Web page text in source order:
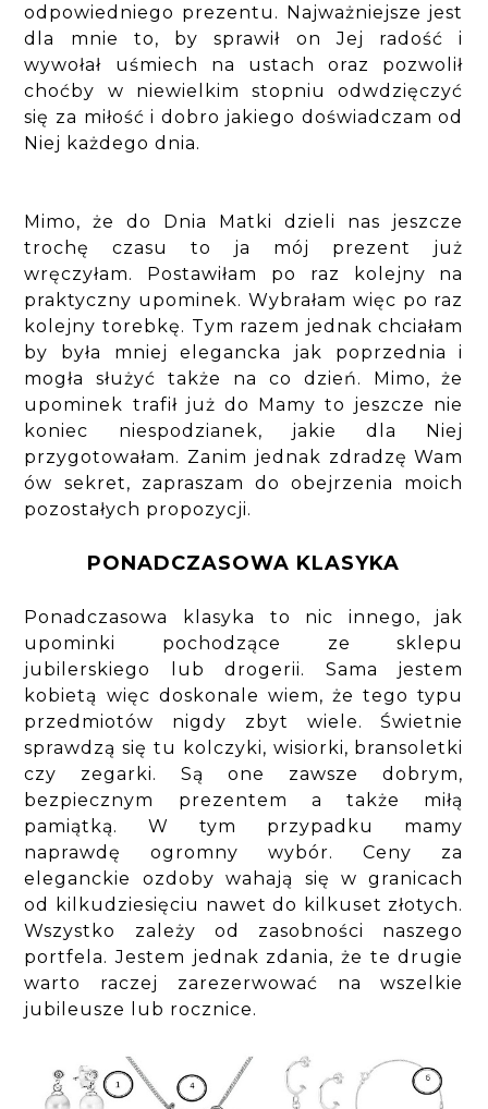
odpowiedniego prezentu. Najważniejsze jest
dla mnie to, by sprawił on Jej radość i
wywołał uśmiech na ustach oraz pozwolił
choćby w niewielkim stopniu odwdzięczyć
się za miłość i dobro jakiego doświadczam od
Niej każdego dnia.
Mimo, że do Dnia Matki dzieli nas jeszcze
trochę czasu to ja mój prezent już
wręczyłam. Postawiłam po raz kolejny na
praktyczny upominek. Wybrałam więc po raz
kolejny torebkę. Tym razem jednak chciałam
by była mniej elegancka jak poprzednia i
mogła służyć także na co dzień. Mimo, że
upominek trafił już do Mamy to jeszcze nie
koniec niespodzianek, jakie dla Niej
przygotowałam. Zanim jednak zdradzę Wam
ów sekret, zapraszam do obejrzenia moich
pozostałych propozycji.
PONADCZASOWA KLASYKA
Ponadczasowa klasyka to nic innego, jak
upominki pochodzące ze sklepu
jubilerskiego lub drogerii. Sama jestem
kobietą więc doskonale wiem, że tego typu
przedmiotów nigdy zbyt wiele. Świetnie
sprawdzą się tu kolczyki, wisiorki, bransoletki
czy zegarki. Są one zawsze dobrym,
bezpiecznym prezentem a także miłą
pamiątką. W tym przypadku mamy
naprawdę ogromny wybór. Ceny za
eleganckie ozdoby wahają się w granicach
od kilkudziesięciu nawet do kilkuset złotych.
Wszystko zależy od zasobności naszego
portfela. Jestem jednak zdania, że te drugie
warto raczej zarezerwować na wszelkie
jubileusze lub rocznice.